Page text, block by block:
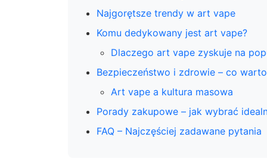
Najgorętsze trendy w art vape
Komu dedykowany jest art vape?
Dlaczego art vape zyskuje na
Bezpieczeństwo i zdrowie – co
Art vape a kultura masowa
Porady zakupowe – jak wybrać
FAQ – Najczęściej zadawane pytania